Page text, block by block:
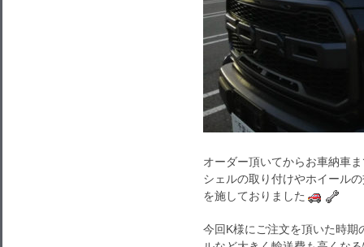
オーダー頂いてからお車納車
シェルの取り付けやホイール
を施しておりました
今回K様にご注文を頂いた時